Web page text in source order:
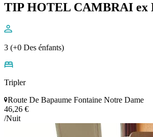
TIP HOTEL CAMBRAI ex
3 (+0 Des énfants)
Tripler
Route De Bapaume Fontaine Notre Dame
46,26 €
/Nuit